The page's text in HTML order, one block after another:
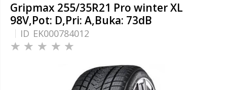
Gripmax 255/35R21 Pro winter XL
98V,Pot: D,Pri: A,Buka: 73dB
ID EK000784012